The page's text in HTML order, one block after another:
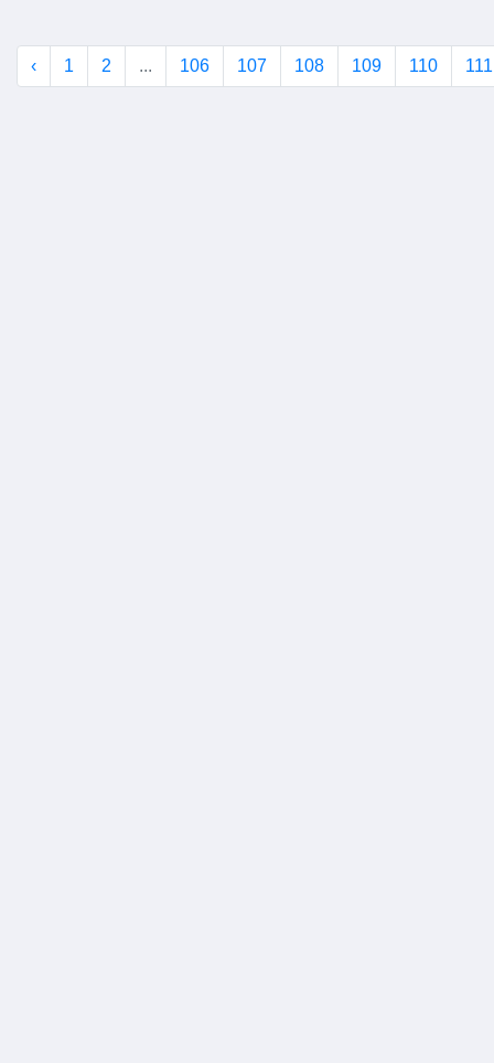
‹ 1 2 ... 106 107 108 109 110 111